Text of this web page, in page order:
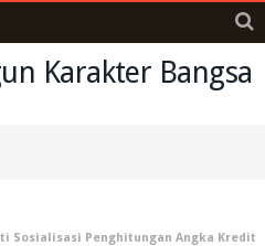
Sosialisasi Penghitungan Angka Kredit